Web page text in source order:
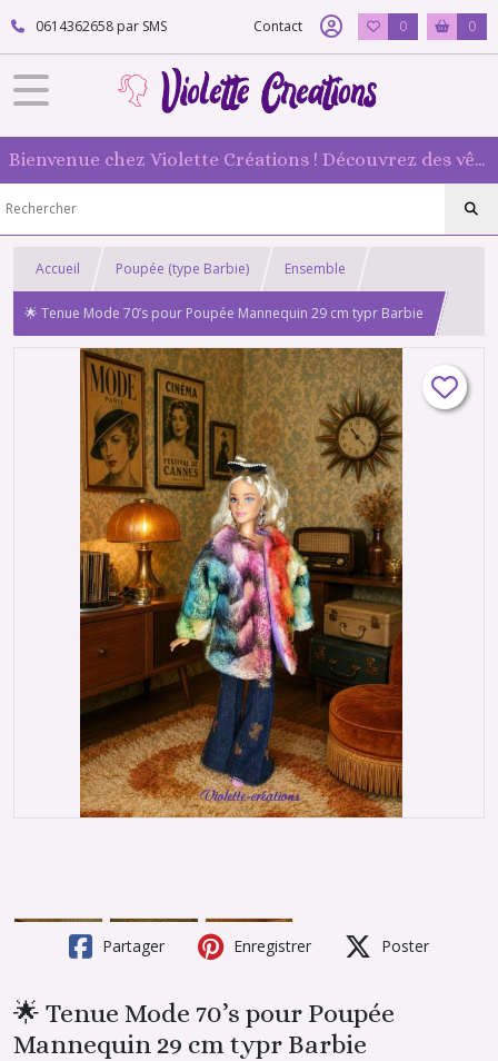
0614362658 par SMS Contact 0 0
Bienvenue chez Violette Créations ! Découvrez des vêtements faits main pour vos poupées mannequin : originaux et 100 % fabriqués en France
Accueil Poupée (type Barbie) Ensemble
🌟 Tenue Mode 70’s pour Poupée Mannequin 29 cm typr Barbie
Partager Enregistrer Poster
🌟 Tenue Mode 70’s pour Poupée
Mannequin 29 cm typr Barbie